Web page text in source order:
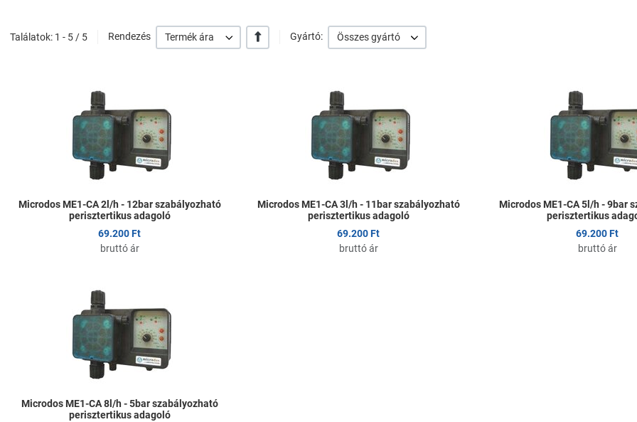
Találatok: 1 - 5 / 5 Rendezés Termék ára +/- Gyártó: Összes gyártó
Microdos ME1-CA 2l/h - 12bar szabályozható
perisztertikus adagoló
69.200 Ft
bruttó ár
Microdos ME1-CA 3l/h - 11bar szabályozható
perisztertikus adagoló
69.200 Ft
bruttó ár
Microdos ME1-CA 5l/h - 9bar
perisztertikus
69.200 Ft
bruttó ár
Microdos ME1-CA 8l/h - 5bar szabályozható
perisztertikus adagoló